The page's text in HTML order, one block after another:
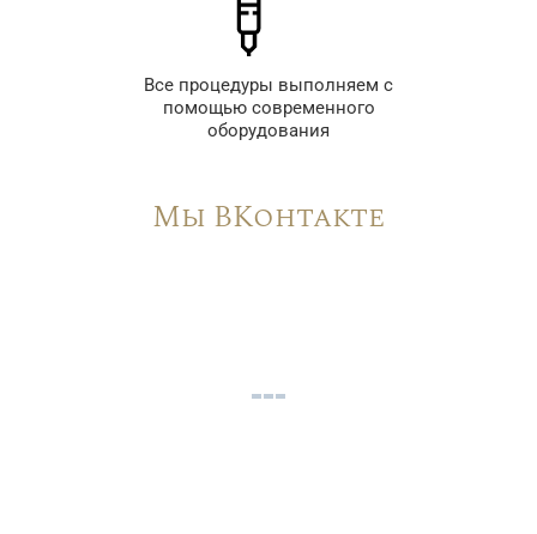
Все процедуры выполняем с
помощью современного
оборудования
Мы ВКонтакте